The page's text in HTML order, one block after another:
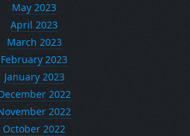
May 2023
April 2023
March 2023
February 2023
January 2023
2022
2022
October 2022